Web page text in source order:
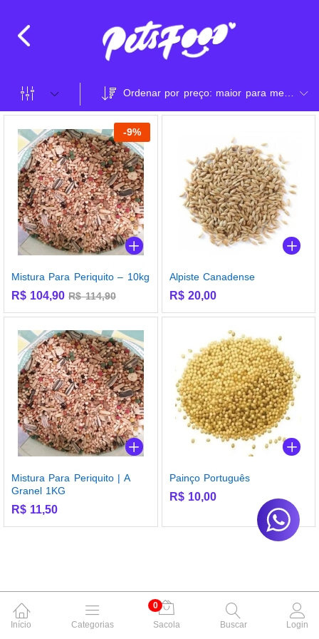
-9%
Mistura Para Periquito – 10kg
R$ 104,90 R$114,90
Alpiste Canadense
R$20,00
Mistura Para Periquito | A
Granel 1KG
R$ 11,50
Painço Português
R$10,00
Início Categorias
0
Sacola
Buscar Login